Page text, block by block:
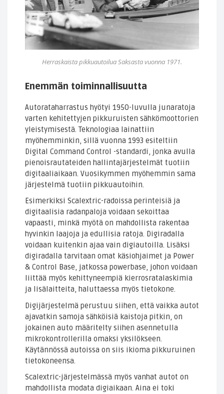
Herraskaista pikkuautoilua Saksasta vuonna 1971.
Enemmän toiminnallisuutta
Autorataharrastus hyötyi 1950-luvulla junaratoja
varten kehitettyjen pikkuruisten sähkömoottorien
yleistymisestä. Teknologiaa lainattiin
myöhemminkin, sillä vuonna 1993 esiteltiin
Digital Command Control -standardi, jonka avulla
pienoisrautateiden hallintajärjestelmät tuotiin
digitaaliaikaan. Vuosikymmen myöhemmin sama
järjestelmä tuotiin pikkuautoihin.
Esimerkiksi Scalextric-radoissa perinteisiä ja
digitaalisia radanpaloja voidaan sekoittaa
vapaasti, minkä myötä on mahdollista rakentaa
hyvinkin laajoja ja edullisia ratoja. Digiradalla
voidaan kuitenkin ajaa vain digiautoilla. Lisäksi
digiradalla tarvitaan omat käsiohjaimet ja Power
& Control Base, jatkossa powerbase, johon voidaan
liittää myös kehittyneempiä kierrosratalaskimia
ja lisälaitteita, haluttaessa myös tietokone.
Digijärjestelmä perustuu siihen, että vaikka autot
ajavatkin samoja sähköisiä kaistoja pitkin, on
jokainen auto määritelty siihen asennetulla
mikrokontrollerilla omaksi yksilökseen.
Käytännössä autoissa on siis ikioma pikkuruinen
tietokoneensa.
Scalextric-järjestelmässä myös vanhat autot on
mahdollista modata digiaikaan. Aina ei toki